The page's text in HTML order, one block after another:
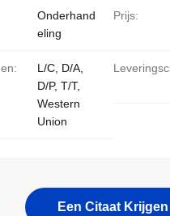
Onderhand
eling
Prijs:
L/C, D/A,
D/P, T/T,
Western
Union
Een Citaat Krijgen